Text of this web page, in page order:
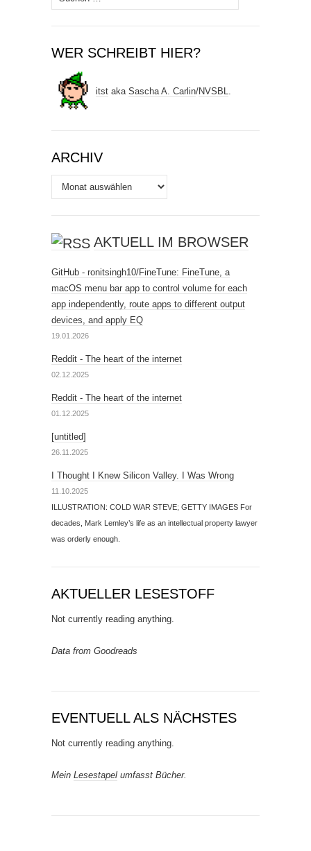
nach:
WER SCHREIBT HIER?
itst aka Sascha A. Carlin/NVSBL.
ARCHIV
Archiv
AKTUELL IM BROWSER
GitHub - ronitsingh10/FineTune: FineTune, a
macOS menu bar app to control volume for each
app independently, route apps to different output
devices, and apply EQ
19.01.2026
Reddit - The heart of the internet
02.12.2025
Reddit - The heart of the internet
01.12.2025
[untitled]
26.11.2025
I Thought I Knew Silicon Valley. I Was Wrong
11.10.2025
ILLUSTRATION: COLD WAR STEVE; GETTY IMAGES For
decades, Mark Lemley’s life as an intellectual property lawyer
was orderly enough.
AKTUELLER LESESTOFF
Not currently reading anything.
Data from Goodreads
EVENTUELL ALS NÄCHSTES
Not currently reading anything.
Mein Lesestapel umfasst Bücher.